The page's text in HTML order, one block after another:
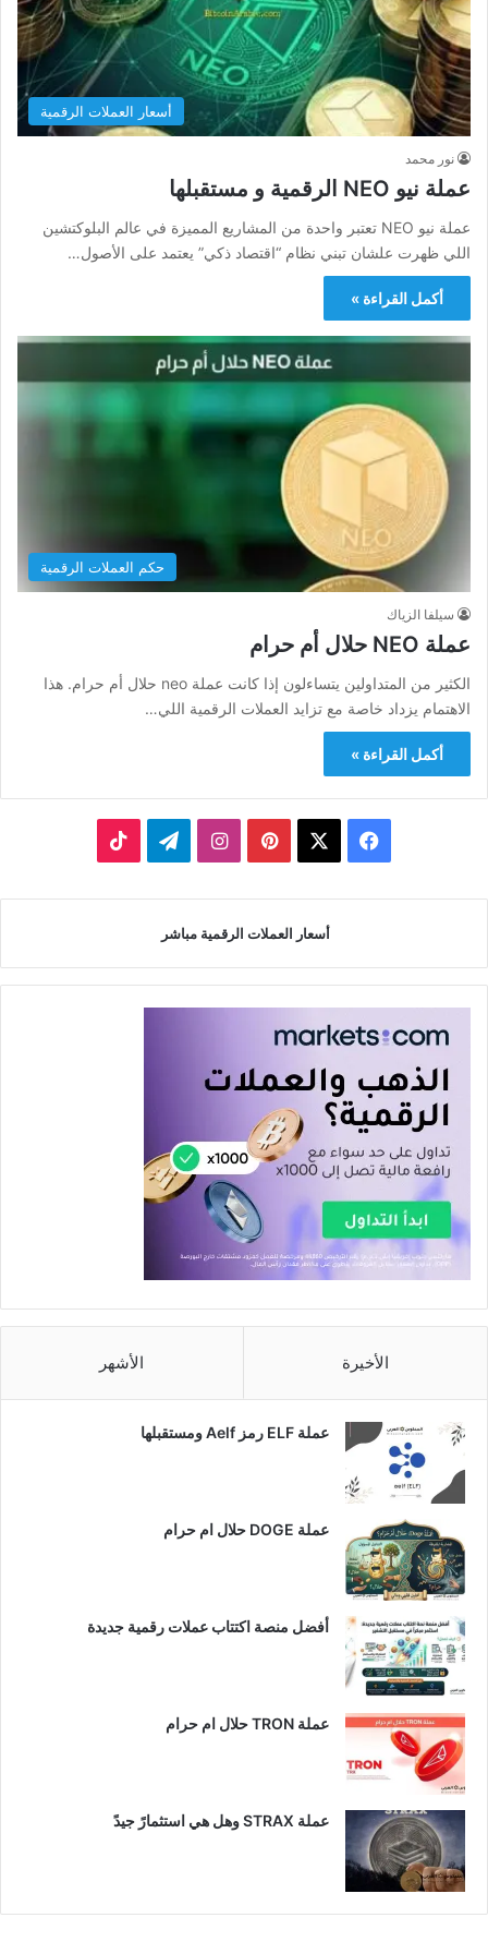
أسعار العملات الرقمية
نور محمد
عملة نيو NEO الرقمية و مستقبلها
عملة نيو NEO تعتبر واحدة من المشاريع المميزة في عالم البلوكتشين
اللي ظهرت علشان تبني نظام “اقتصاد ذكي” يعتمد على الأصول…
أكمل القراءة »
حكم العملات الرقمية
سيلفا الزياك
عملة NEO حلال أم حرام
الكثير من المتداولين يتساءلون إذا كانت عملة neo حلال أم حرام. هذا
الاهتمام يزداد خاصة مع تزايد العملات الرقمية اللي…
أكمل القراءة »
فيسبوك بينتيريستانستقرامتيلقرام
أسعار العملات الرقمية مباشر
الأخيرة الأشهر
عملة ELF رمز Aelf ومستقبلها
عملة DOGE حلال ام حرام
أفضل منصة اكتتاب عملات رقمية جديدة
عملة TRON حلال ام حرام​
عملة STRAX وهل هي استثمارً جيدً